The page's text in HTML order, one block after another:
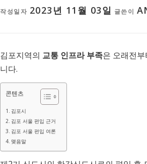
작성일자 2023년 11월 03일 글쓴이
김포지역의 교통 인프라 부족은 오래전
니다.
콘텐츠
김포시
김포 서울 편입 근거
김포 서울 편입 여론
맺음말